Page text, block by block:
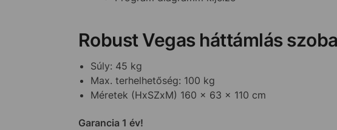
Robust Vegas háttámlás
Súly: 45 kg
Max. terhelhetőség: 100 kg
Méretek (HxSZxM) 160 x 63 x 110 cm
Garancia 1 év!